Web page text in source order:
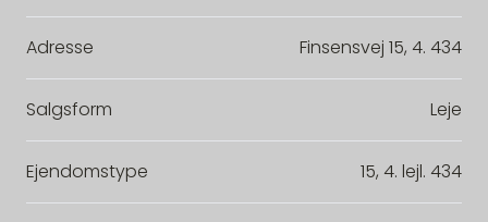
Adresse Finsensvej 15, 4. 434
Salgsform Leje
Ejendomstype 15, 4. lejl. 434